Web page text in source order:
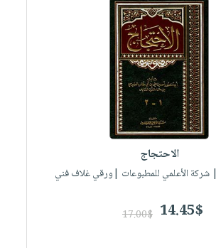
الاحتجاج
| شركة الأعلمي للمطبوعات |ورقي غلاف فني
14.45$
17.00$